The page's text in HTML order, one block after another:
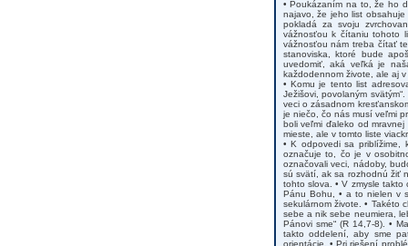
• Poukázaním na to, že ho
najavo, že jeho list
pokladá za svoju
vážnosťou k čítaniu tohoto
vážnosťou nám treba čítať
stanoviska, ktoré bude
uvedomiť, aká veľká je
každodennom živote, ale aj
• Komu je tento list
Ježišovi, povolaným
veci o zásadnom
je niečo, čo nás musí veľmi
boli veľmi ďaleko od
mieste, ale v tomto liste
• K odpovedi sa priblížime,
označuje to, čo je v
označovali veci, nádoby,
sú svätí, ak sa rozhodnú žiť
tohto slova. • V zmysle
Pánu Bohu, • a to nielen v
sekulárnom živote. • Takéto
sebe a nik sebe neumiera,
Pánovi sme“ (R 14,7-8). •
takto oddelení, aby sme
orientácie. • Pri riešení